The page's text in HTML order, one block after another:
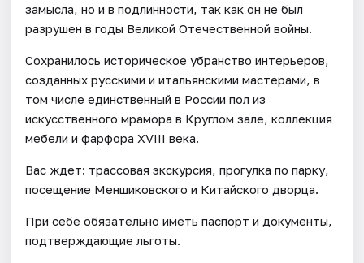
замысла, но и в подлинности, так как он не был
разрушен в годы Великой Отечественной войны.
Сохранилось историческое убранство интерьеров,
созданных русскими и итальянскими мастерами, в
том числе единственный в России пол из
искусственного мрамора в Круглом зале, коллекция
мебели и фарфора XVIII века.
Вас ждет: трассовая экскурсия, прогулка по парку,
посещение Меншиковского и Китайского дворца.
При себе обязательно иметь паспорт и документы,
подтверждающие льготы.